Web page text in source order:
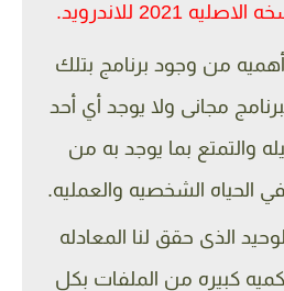
2021 للاندرويد.
أهميه من وجود برنامج بتلك
مجانى ولا يوجد أي أحد
والتمتع بما يوجد به من
الحياه الشخصيه والعمليه.
الذى حقق لنا المعادله
كبيره من الملفات بكل